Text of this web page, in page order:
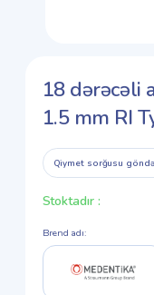
18 dərəcəli
1.5 mm RI
Qiymet sorğusu
Stoktadır:
Brend adı: